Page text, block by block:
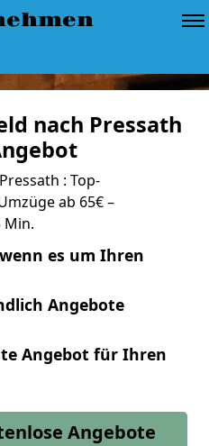
nach Pressath
: Top-
ab 65€ –
Min.
es um Ihren
Angebote
Angebot für Ihren
Angebote